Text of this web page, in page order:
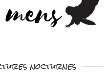
nocturnes